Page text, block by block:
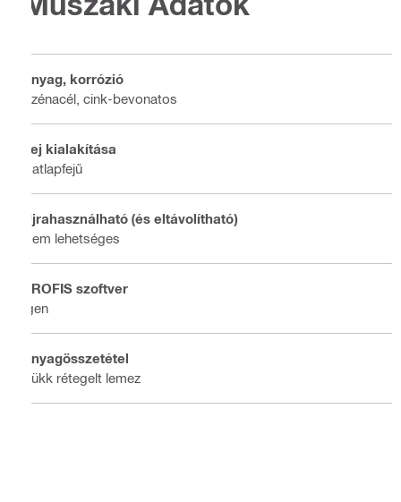
Anyag, korrózió
Szénacél, cink-bevonatos
Fej kialakítása
Hatlapfejű
Újrahasználható (és eltávolítható)
Nem lehetséges
PROFIS szoftver
Igen
Anyagösszetétel
Bükk rétegelt lemez